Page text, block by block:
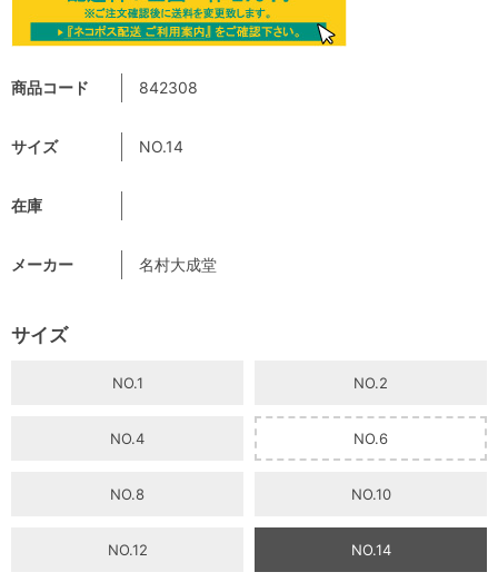
商品コード 842308
サイズ NO.14
在庫
メーカー 名村大成堂
サイズ
NO.1 NO.2
NO.4 NO.6
NO.8 NO.10
NO.12 NO.14